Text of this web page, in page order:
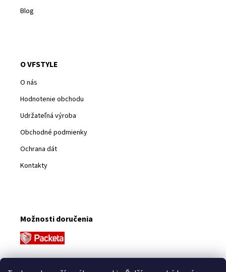
Blog
O VFSTYLE
O nás
Hodnotenie obchodu
Udržateľná výroba
Obchodné podmienky
Ochrana dát
Kontakty
Možnosti doručenia